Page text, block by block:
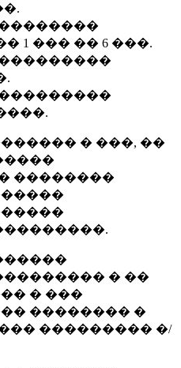
1 ��� �� 6 ���.
� ���, ��
��������
� ��
� ���
�������� �
��������� �/